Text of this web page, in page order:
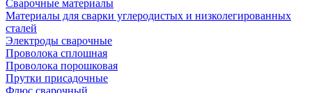
Сварочные материалы
Материалы для сварки углеродистых и низколегированных
сталей
Электроды сварочные
Проволока сплошная
Проволока порошковая
Прутки присадочные
Флюс сварочный